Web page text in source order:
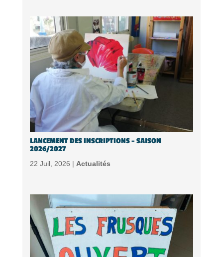
LANCEMENT DES INSCRIPTIONS – SAISON
2026/2027
22 Juil, 2026 | Actualités